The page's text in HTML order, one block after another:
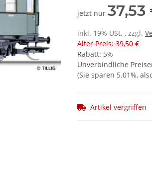
jetzt nur 37,53
inkl. 19% USt. , zzgl.
Alter Preis: 39,50 €
Rabatt: 5%
Unverbindliche
(Sie sparen 5.01%,
Artikel vergriffen